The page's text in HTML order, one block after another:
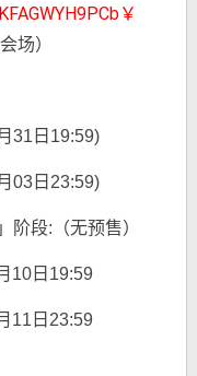
￥
场）
31日19:59)
03日23:59)
阶段:（无预售）
10日19:59
11日23:59